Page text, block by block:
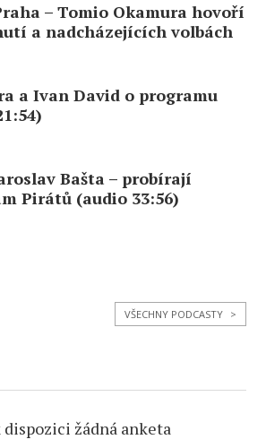
– Tomio Okamura hovoří
a nadcházejících volbách
a Ivan David o programu
Bašta – probírají
Pirátů (audio 33:56)
VŠECHNY PODCASTY >
žádná anketa